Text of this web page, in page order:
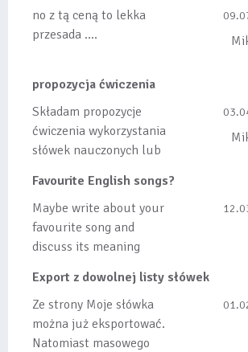
no z tą ceną to lekka
przesada ....
propozycja ćwiczenia
Składam propozycje
ćwiczenia wykorzystania
słówek nauczonych lub
tez ze wszys...
Favourite English songs?
Maybe write about your
favourite song and
discuss its meaning
Export z dowolnej listy słówek
Ze strony Moje słówka
można już eksportować.
Natomiast masowego